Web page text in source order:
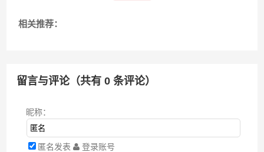
相关推荐：
留言与评论（共有0 条评论）
昵称：
匿名发表 登录账号